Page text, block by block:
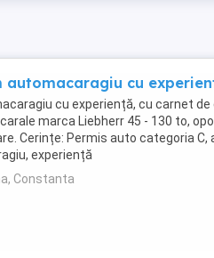
automacaragiu cu
cu experiență, cu carnet
marca Liebherr 45 - 130 to,
Cerințe: Permis auto categoria
experiență
Constanta